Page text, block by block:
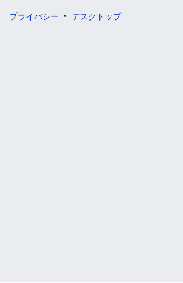
プライバシー デスクトップ